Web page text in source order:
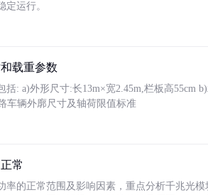
定运行。
载重参数
括: a)外形尺寸:长13m×宽2.45m,栏板高55cm
车辆外廓尺寸及轴荷限值标准
常
率的正常范围及影响因素，重点分析千兆光